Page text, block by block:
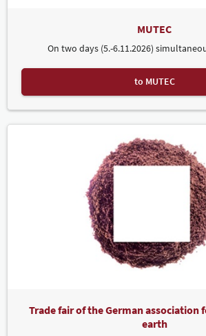
MUTEC
On two days (5.-6.11.2026)
to MUTEC
Trade fair of the German
earth